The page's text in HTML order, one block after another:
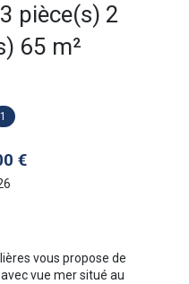
chambre(s) 65 m²
1
€
vous propose de
vue mer situé au